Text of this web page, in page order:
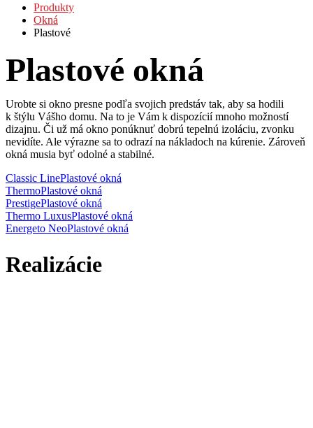
Produkty
Okná
Plastové
Plastové okná
Urobte si okno presne podľa svojich predstáv tak, aby sa hodili
k štýlu Vášho domu. Na to je Vám k dispozícií mnoho možností
dizajnu. Či už má okno ponúknuť dobrú tepelnú izoláciu, zvonku
nevidíte. Ale výrazne sa to odrazí na nákladoch na kúrenie. Zároveň
okná musia byť odolné a stabilné.
Classic LinePlastové okná
ThermoPlastové okná
PrestigePlastové okná
Thermo LuxusPlastové okná
Energeto NeoPlastové okná
Realizácie